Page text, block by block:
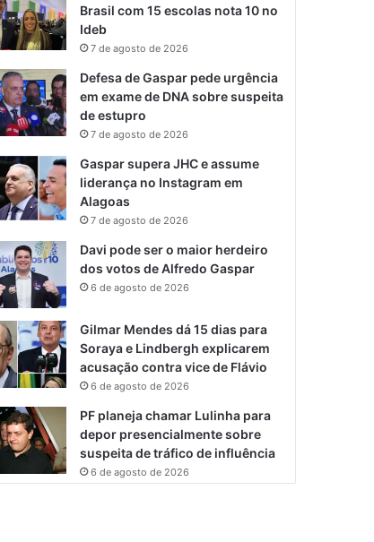
Brasil com 15 escolas nota 10 no
Ideb
7 de agosto de 2026
Defesa de Gaspar pede urgência
em exame de DNA sobre suspeita
de estupro
7 de agosto de 2026
Gaspar supera JHC e assume
liderança no Instagram em
Alagoas
7 de agosto de 2026
Davi pode ser o maior herdeiro
dos votos de Alfredo Gaspar
6 de agosto de 2026
Gilmar Mendes dá 15 dias para
Soraya e Lindbergh explicarem
acusação contra vice de Flávio
6 de agosto de 2026
PF planeja chamar Lulinha para
depor presencialmente sobre
suspeita de tráfico de influência
6 de agosto de 2026